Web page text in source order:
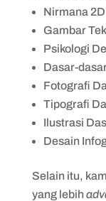
Nirmana
Gambar
Psikologi
Dasar-
Fotografi
Tipografi
Ilustrasi
Desain
Selain itu,
yang lebih